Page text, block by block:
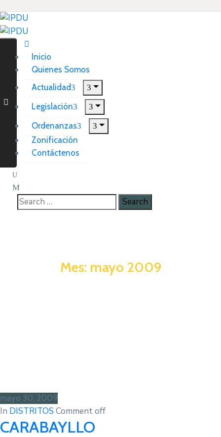
Inicio
Quienes Somos
Actualidad
Legislación
Ordenanzas
Zonificación
Contáctenos
Mes: mayo 2009
mayo 30, 2009
In DISTRITOS Comment off
CARABAYLLO